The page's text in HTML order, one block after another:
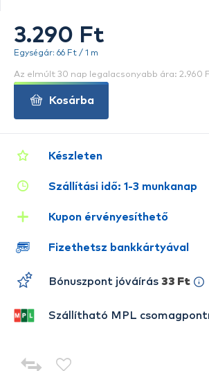
Készleten
Szállítási idő: 1-3 munkanap
Kupon érvényesíthető
Fizethetsz bankkártyával
Bónuszpont jóváírás 33 Ft
Szállítható MPL
3.290 Ft
Egységár: 66 Ft / 1 m
Az elmúlt 30 nap legalacsonyabb ára: 2.960
Kosárba